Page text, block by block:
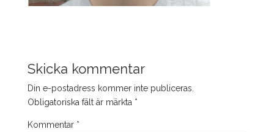
Skicka kommentar
Din e-postadress kommer inte publiceras.
Obligatoriska fält är märkta *
Kommentar *